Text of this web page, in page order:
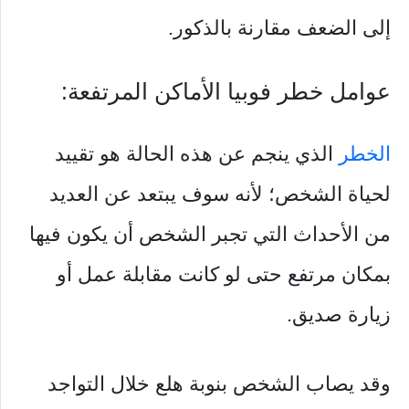
إلى الضعف مقارنة بالذكور.
عوامل خطر فوبيا الأماكن المرتفعة:
الخطر الذي ينجم عن هذه الحالة هو تقييد
لحياة الشخص؛ لأنه سوف يبتعد عن العديد
من الأحداث التي تجبر الشخص أن يكون فيها
بمكان مرتفع حتى لو كانت مقابلة عمل أو
زيارة صديق.
وقد يصاب الشخص بنوبة هلع خلال التواجد